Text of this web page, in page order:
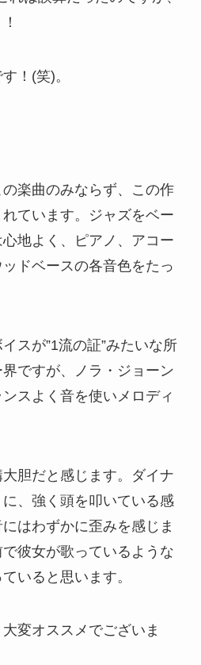
！(笑)。
楽曲のみならず、この作
ています。ジャズをベー
地よく、ピアノ、アコー
ドベースの各音色をたっ
スが”1流の証”みたいな所
ですが、ノラ・ジョーン
スよく音を使いメロディ
胆だと感じます。ダイナ
、強く頭を叩いている感
はわずかに歪みを感じま
彼女が歌っているような
いると思います。
変オススメでございま